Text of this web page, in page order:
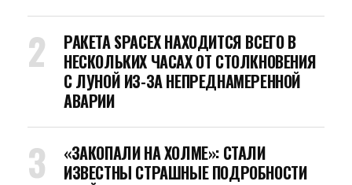
РАКЕТА SPACEX НАХОДИТСЯ ВСЕГО В
НЕСКОЛЬКИХ ЧАСАХ ОТ СТОЛКНОВЕНИЯ
С ЛУНОЙ ИЗ-ЗА НЕПРЕДНАМЕРЕННОЙ
АВАРИИ
«ЗАКОПАЛИ НА ХОЛМЕ»: СТАЛИ
ИЗВЕСТНЫ СТРАШНЫЕ ПОДРОБНОСТИ